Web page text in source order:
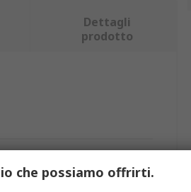
Dettagli
prodotto
antivibrazioni
che possiamo offrirti.